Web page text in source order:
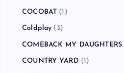
COCOBAT (1)
Coldplay (3)
COMEBACK MY DAUGHTERS
COUNTRY YARD (1)